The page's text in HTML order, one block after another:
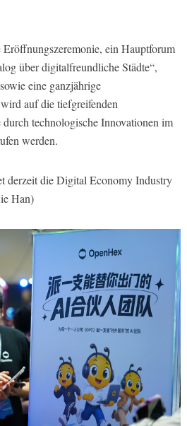
ein Hauptforum
über digitalfreundliche Städte“,
eine ganzjährige
auf die tiefgreifenden
technologische Innovationen im
werden.
derzeit die Digital Economy Industry
Han)